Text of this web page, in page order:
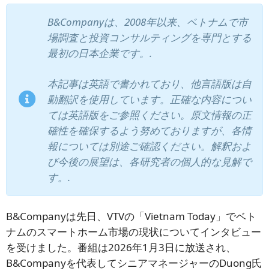
B&Companyは、2008年以来、ベトナムで市
場調査と投資コンサルティングを専門とする
最初の日本企業です。.
本記事は英語で書かれており、他言語版は自
動翻訳を使用しています。正確な内容につい
ては英語版をご参照ください。原文情報の正
確性を確保するよう努めておりますが、各情
報については別途ご確認ください。解釈およ
び今後の展望は、各研究者の個人的な見解で
す。.
B&Companyは先日、VTVの「Vietnam Today」でベト
ナムのスマートホーム市場の現状についてインタビュー
を受けました。番組は2026年1月3日に放送され、
B&Companyを代表してシニアマネージャーのDuong氏